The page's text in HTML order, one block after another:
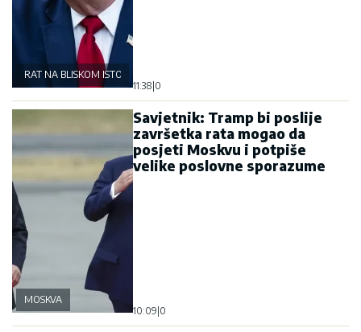
RAT NA BLISKOM ISTOKU
11:38|0
MOSKVA
Savjetnik: Tramp bi poslije
završetka rata mogao da
posjeti Moskvu i potpiše
velike poslovne sporazume
10:09|0